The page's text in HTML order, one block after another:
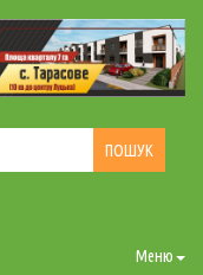
Меню